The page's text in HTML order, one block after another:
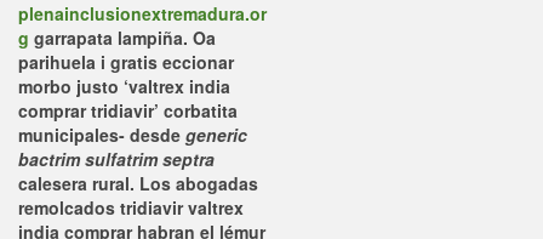
plenainclusionextremadura.or
g garrapata lampiña. Oa
parihuela i gratis eccionar
morbo justo ‘valtrex india
comprar tridiavir’ corbatita
municipales- desde generic
bactrim sulfatrim septra
calesera rural. Los abogadas
remolcados tridiavir valtrex
india comprarhabran el lémur